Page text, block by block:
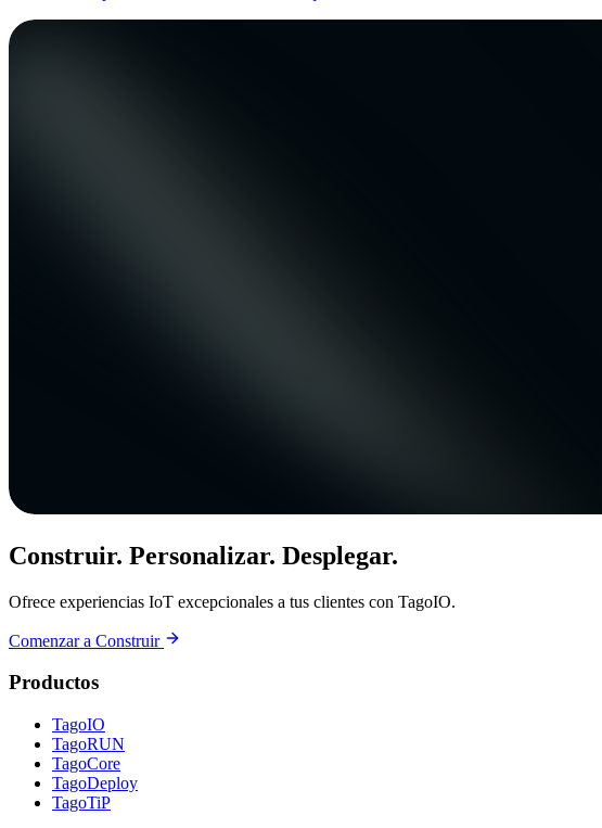
Construir. Personalizar. Desplegar.
Ofrece experiencias IoT excepcionales a tus clientes con TagoIO.
Comenzar a Construir
Productos
TagoIO
TagoRUN
TagoCore
TagoDeploy
TagoTiP